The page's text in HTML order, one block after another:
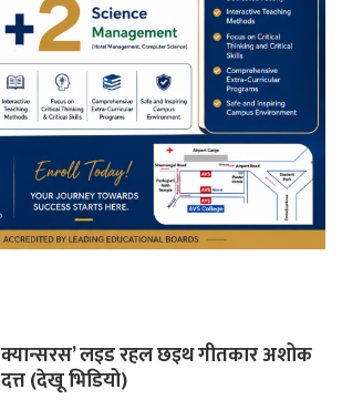
क्यान्सरस’ लइड रहल छइथ गीतकार अशोक
दत्त (देखू भिडियो)